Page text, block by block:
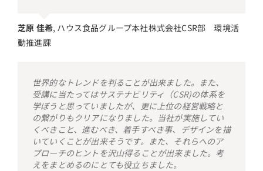
芝原 佳希, ハウス食品グループ本社株式会社CSR部 環境活
動推進課
世界的なトレンドを判ることが出来ました。また、
受講に当たってはサステナビリティ（CSR)の体系を
学ぼうと思っていましたが、更に上位の経営戦略と
の繋がりもクリアになりました。当社が実施してい
くべきこと、進むべき、着手すべき事、デザインを描
いていくことが出来そうです。また、それらへのア
プローチのヒントを沢山得ることが出来ました。考
えをまとめるのにとても役立ちました。